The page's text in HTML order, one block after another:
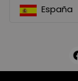
España